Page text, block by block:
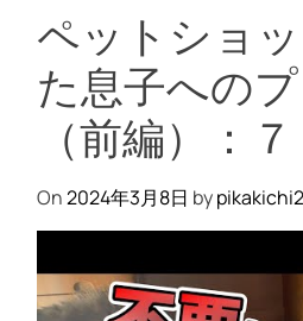
ペットショ
た息子への
（前編）：
On2024年3月8日 by